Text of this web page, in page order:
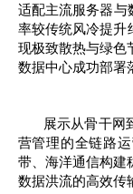
适配主流服务器与
率较传统风冷提升
现极致散热与绿色
数据中心成功部署
展示从骨干网
营管理的全链路
带、海洋通信构建
数据洪流的高效传